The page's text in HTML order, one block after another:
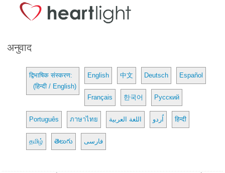
अनुवाद
द्विभाषिक संस्करण:
(हिन्दी / English)
English 中文 Deutsch Español
Français 한국어 Русский
Português ภาษาไทย اللغة العربية اُردو हिन्दी
தமிழ் తెలుగు فارسی